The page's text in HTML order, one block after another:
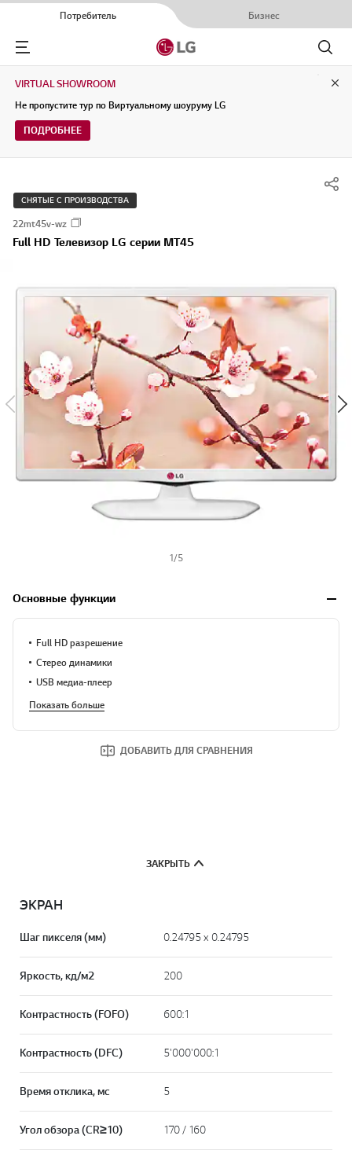
Потребитель Бизнес
Menu
Поиск
VIRTUAL SHOWROOM
Не пропустите тур по Виртуальному шоуруму LG
ПОДРОБНЕЕ
СНЯТЫЕ С ПРОИЗВОДСТВА
22mt45v-wz
Full HD Телевизор LG серии MT45
1/5
Основные функции
Full HD разрешение
Стерео динамики
USB медиа-плеер
Показать больше
ДОБАВИТЬ ДЛЯ СРАВНЕНИЯ
ЗАКРЫТЬ
ЭКРАН
Шаг пикселя (мм) 0.24795 x 0.24795
Яркость, кд/м2 200
Контрастность (FOFO) 600:1
Контрастность (DFC) 5'000'000:1
Время отклика, мс 5
Угол обзора (CR≥10) 170 / 160